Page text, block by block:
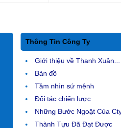
Thông Tin Công Ty
Giới thiệu về Thanh Xuân...
Bản đồ
Tầm nhìn sứ mệnh
Đối tác chiến lược
Những Bước Ngoặt Của
Thành Tựu Đã Đạt Được